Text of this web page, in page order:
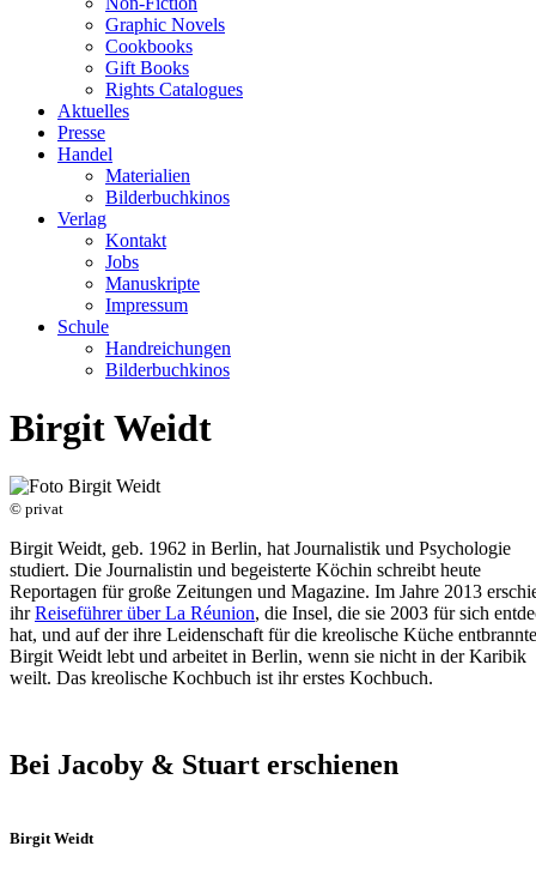
Graphic Novels
Cookbooks
Gift Books
Rights Catalogues
Aktuelles
Presse
Handel
Materialien
Bilderbuchkinos
Verlag
Kontakt
Jobs
Manuskripte
Impressum
Schule
Handreichungen
Bilderbuchkinos
Birgit Weidt
© privat
Birgit Weidt, geb. 1962 in Berlin, hat Journalistik und Psychologie
studiert. Die Journalistin und begeisterte Köchin schreibt heute
Reportagen für große Zeitungen und Magazine. Im Jahre 2013
ihrReiseführer über La Réunion, die Insel, die sie 2003 für sich
hat, und auf der ihre Leidenschaft für die kreolische Küche
Birgit Weidt lebt und arbeitet in Berlin, wenn sie nicht in der Karibik
weilt. Das kreolische Kochbuch ist ihr erstes Kochbuch.
Bei Jacoby & Stuart erschienen
Birgit Weidt